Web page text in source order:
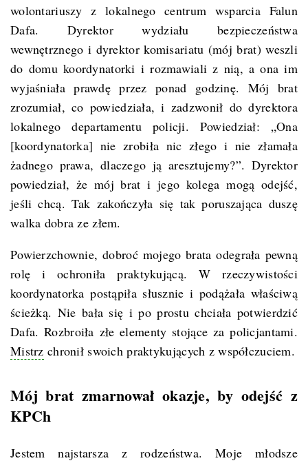
wolontariuszy z lokalnego centrum wsparcia Falun
Dafa. Dyrektor wydziału bezpieczeństwa
wewnętrznego i dyrektor komisariatu (mój brat) weszli
do domu koordynatorki i rozmawiali z nią, a ona im
wyjaśniała prawdę przez ponad godzinę. Mój brat
zrozumiał, co powiedziała, i zadzwonił do dyrektora
lokalnego departamentu policji. Powiedział: „Ona
[koordynatorka] nie zrobiła nic złego i nie złamała
żadnego prawa, dlaczego ją aresztujemy?”. Dyrektor
powiedział, że mój brat i jego kolega mogą odejść,
jeśli chcą. Tak zakończyła się tak poruszająca duszę
walka dobra ze złem.
Powierzchownie, dobroć mojego brata odegrała pewną
rolę i ochroniła praktykującą. W rzeczywistości
koordynatorka postąpiła słusznie i podążała właściwą
ścieżką. Nie bała się i po prostu chciała potwierdzić
Dafa. Rozbroiła złe elementy stojące za policjantami.
Mistrz chronił swoich praktykujących z współczuciem.
Mój brat zmarnował okazje, by odejść z
KPCh
Jestem najstarsza z rodzeństwa. Moje młodsze